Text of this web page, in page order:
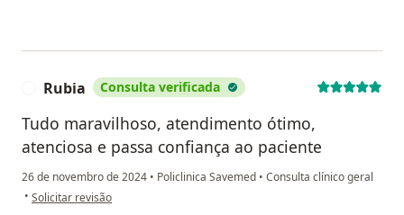
Rubia Consulta verificada
Tudo maravilhoso, atendimento ótimo,
atenciosa e passa confiança ao paciente
26 de novembro de 2024 • Policlinica Savemed • Consulta clínico geral
• na opinião do utilizador Rubia
Solicitar revisão